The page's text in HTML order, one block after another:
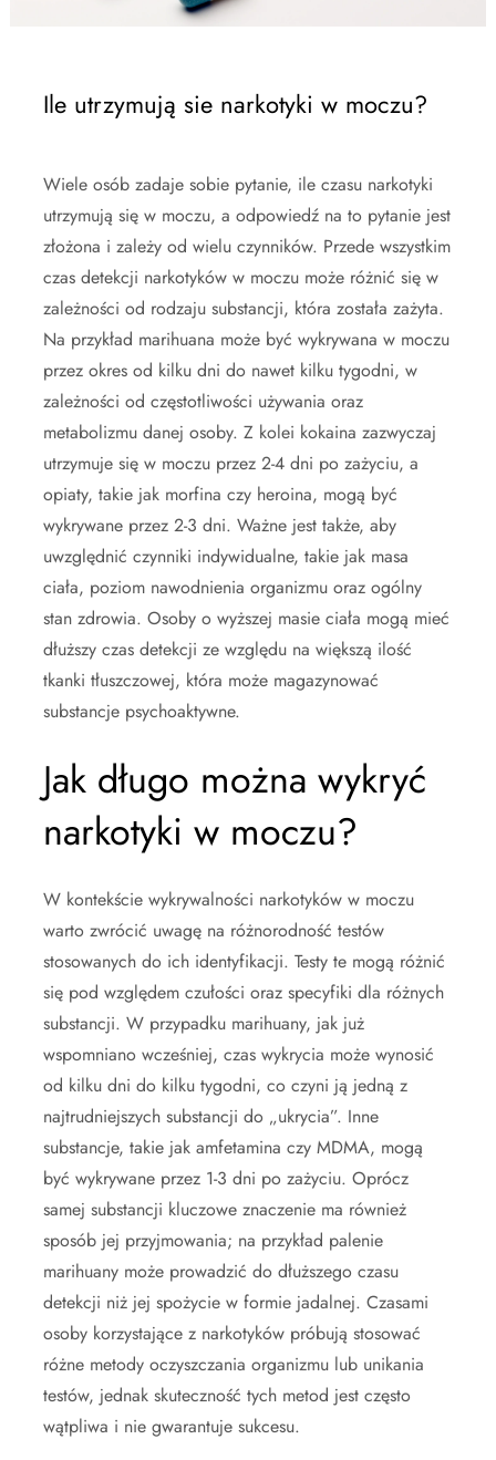
Ile utrzymują sie narkotyki w moczu?
Wiele osób zadaje sobie pytanie, ile czasu narkotyki
utrzymują się w moczu, a odpowiedź na to pytanie jest
złożona i zależy od wielu czynników. Przede wszystkim
czas detekcji narkotyków w moczu może różnić się w
zależności od rodzaju substancji, która została zażyta.
Na przykład marihuana może być wykrywana w moczu
przez okres od kilku dni do nawet kilku tygodni, w
zależności od częstotliwości używania oraz
metabolizmu danej osoby. Z kolei kokaina zazwyczaj
utrzymuje się w moczu przez 2-4 dni po zażyciu, a
opiaty, takie jak morfina czy heroina, mogą być
wykrywane przez 2-3 dni. Ważne jest także, aby
uwzględnić czynniki indywidualne, takie jak masa
ciała, poziom nawodnienia organizmu oraz ogólny
stan zdrowia. Osoby o wyższej masie ciała mogą mieć
dłuższy czas detekcji ze względu na większą ilość
tkanki tłuszczowej, która może magazynować
substancje psychoaktywne.
Jak długo można wykryć
narkotyki w moczu?
W kontekście wykrywalności narkotyków w moczu
warto zwrócić uwagę na różnorodność testów
stosowanych do ich identyfikacji. Testy te mogą różnić
się pod względem czułości oraz specyfiki dla różnych
substancji. W przypadku marihuany, jak już
wspomniano wcześniej, czas wykrycia może wynosić
od kilku dni do kilku tygodni, co czyni ją jedną z
najtrudniejszych substancji do „ukrycia”. Inne
substancje, takie jak amfetamina czy MDMA, mogą
być wykrywane przez 1-3 dni po zażyciu. Oprócz
samej substancji kluczowe znaczenie ma również
sposób jej przyjmowania; na przykład palenie
marihuany może prowadzić do dłuższego czasu
detekcji niż jej spożycie w formie jadalnej. Czasami
osoby korzystające z narkotyków próbują stosować
różne metody oczyszczania organizmu lub unikania
testów, jednak skuteczność tych metod jest często
wątpliwa i nie gwarantuje sukcesu.